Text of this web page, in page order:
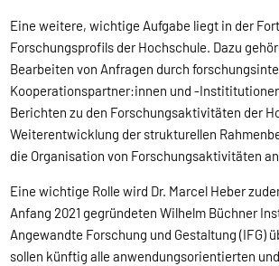
Eine weitere, wichtige Aufgabe liegt in der
Forschungsprofils der Hochschule. Dazu
Bearbeiten von Anfragen durch
Kooperationspartner:innen und -
Berichten zu den Forschungsaktivitäten der
Weiterentwicklung der strukturellen
die Organisation von Forschungsaktivitäten
Eine wichtige Rolle wird Dr. Marcel Heber
Anfang 2021 gegründeten Wilhelm Büchner
Angewandte Forschung und Gestaltung (IFG)
sollen künftig alle anwendungsorientierten